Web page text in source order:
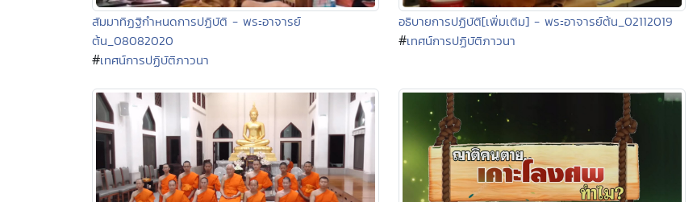
สัมมาทิฏฐิกำหนดการปฏิบัติ - พระอาจารย์
ต้น_08082020
#เทศน์การปฏิบัติภาวนา
อธิบายการปฏิบัติ[เพิ่มเติม] - พระอาจารย์ต้น_02112019
#เทศน์การปฏิบัติภาวนา